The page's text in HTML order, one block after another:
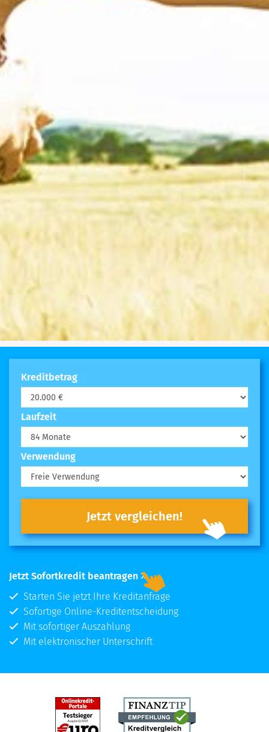
Kreditbetrag
Laufzeit
Verwendung
Jetzt vergleichen!
Jetzt Sofortkredit beantragen
Starten Sie jetzt Ihre Kreditanfrage
Sofortige Online-Kreditentscheidung
Mit sofortiger Auszahlung
Mit elektronischer Unterschrift